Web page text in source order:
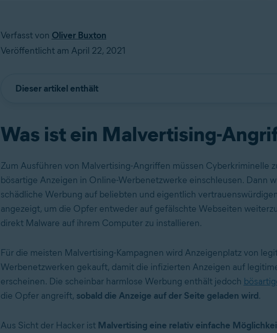
Verfasst von Oliver Buxton
Veröffentlicht am April 22, 2021
Dieser artikel enthält
Was ist ein Malvertising-
Zum Ausführen von Malvertising-Angriffen müssen Cyberkriminelle
bösartige Anzeigen in Online-Werbenetzwerke einschleusen. Dann
schädliche Werbung auf beliebten und eigentlich
angezeigt, um die Opfer entweder auf gefälschte Webseiten
direkt Malware auf ihrem Computer zu installieren.
Für die meisten Malvertising-Kampagnen wird Anzeigenplatz von
Werbenetzwerken gekauft, damit die infizierten Anzeigen auf
erscheinen. Die scheinbar harmlose Werbung enthält jedoch
die Opfer angreift, sobald die Anzeige auf der Seite geladen wird.
Aus Sicht der Hacker ist Malvertising eine relativ einfache